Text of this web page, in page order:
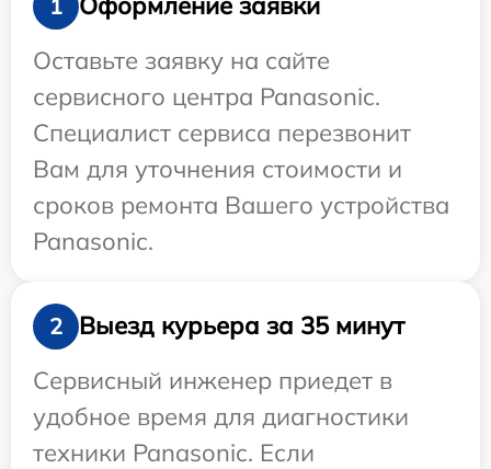
1
Оставьте заявку на сайте
сервисного центра Panasonic.
Специалист сервиса перезвонит
Вам для уточнения стоимости и
сроков ремонта Вашего устройства
Panasonic.
2
Выезд курьера за 35 минут
Сервисный инженер приедет в
удобное время для диагностики
техники Panasonic. Если